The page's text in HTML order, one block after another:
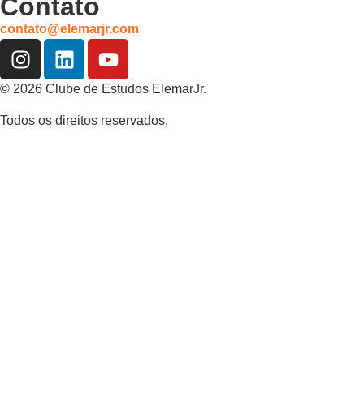
Contato
contato@elemarjr.com
© 2026 Clube de Estudos ElemarJr.
Todos os direitos reservados.